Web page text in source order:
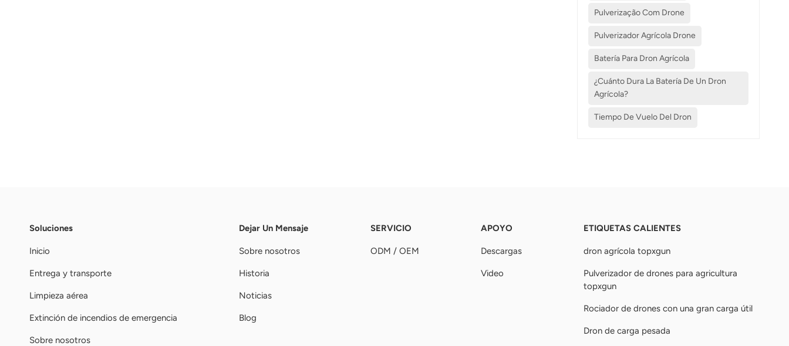
Pulverização Com Drone
Pulverizador Agrícola Drone
Batería Para Dron Agrícola
¿Cuánto Dura La Batería De Un Dron
Agrícola?
Tiempo De Vuelo Del Dron
Soluciones
Inicio
Entrega y transporte
Limpieza aérea
Extinción de incendios de emergencia
Sobre nosotros
Dejar Un Mensaje
Sobre nosotros
Historia
Noticias
Blog
SERVICIO
ODM / OEM
APOYO
Descargas
Video
ETIQUETAS CALIENTES
dron agrícola topxgun
Pulverizador de drones para agricultura
topxgun
Rociador de drones con una gran carga útil
Dron de carga pesada